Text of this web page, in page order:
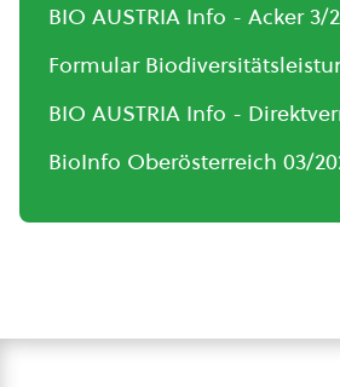
BIO AUSTRIA Info - Acker 3/
Formular
BIO AUSTRIA Info -
BioInfo Oberösterreich 03/